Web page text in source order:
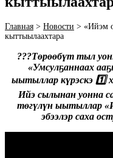
Главная > Новости > «Ийэм
кыттыылаахтара
???Төрөөбүт тыл
«Умсулҕаннаах
ыытыллар күрэскэ 1️⃣
Ийэ сылынан уонна
төгүлүн ыытыллар
эбээлэр саха